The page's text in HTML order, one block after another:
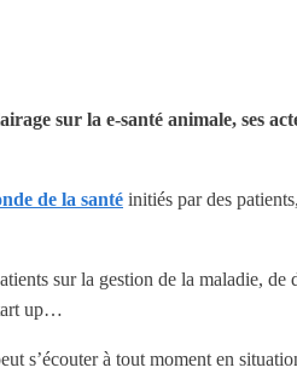
sur la e-santé animale, ses
de la santé initiés par des
sur la gestion de la maladie, de
up…
s’écouter à tout moment en